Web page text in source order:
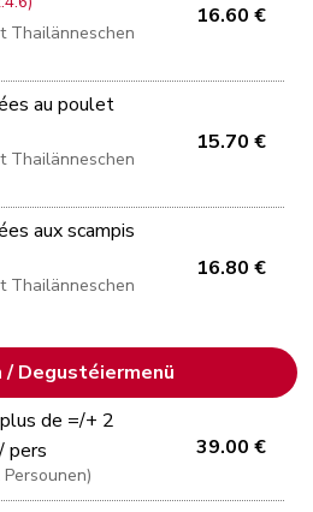
Thailänneschen
16.60 €
au poulet
Thailänneschen
15.70 €
aux scampis
Thailänneschen
16.80 €
Degustéiermenü
de =/+ 2
pers 39.00 €